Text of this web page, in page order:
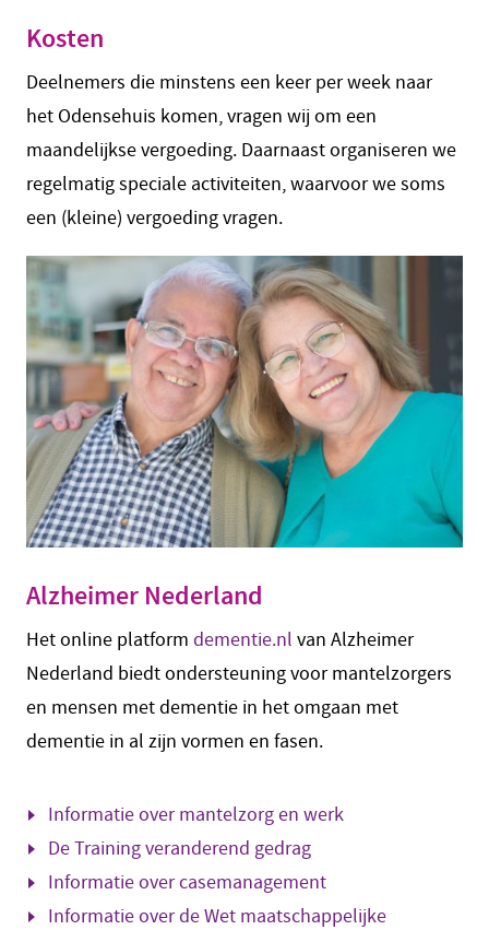
Kosten
Deelnemers die minstens een keer per week naar
het Odensehuis komen, vragen wij om een
maandelijkse vergoeding. Daarnaast organiseren we
regelmatig speciale activiteiten, waarvoor we soms
een (kleine) vergoeding vragen.
Alzheimer Nederland
Het online platform dementie.nl van Alzheimer
Nederland biedt ondersteuning voor mantelzorgers
en mensen met dementie in het omgaan met
dementie in al zijn vormen en fasen.
Informatie over mantelzorg en werk
De Training veranderend gedrag
Informatie over casemanagement
Informatie over de Wet maatschappelijke